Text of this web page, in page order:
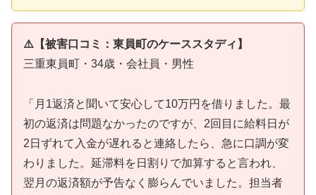
⚠️【被害口コミ：東員町のケーススタディ】
三重東員町・34歳・会社員・男性
「月1返済と聞いて安心して10万円を借りました。最
初の返済は問題なかったのですが、2回目に給料日が
2日ずれて入金が遅れると連絡したら、急に口調が変
わりました。延滞料を日割りで加算すると言われ、
翌月の返済額が予告なく膨らんでいました。担当者